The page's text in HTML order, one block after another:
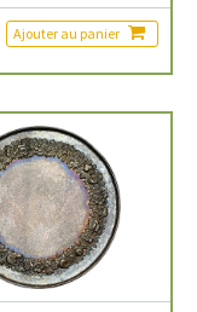
Ajouter au panier